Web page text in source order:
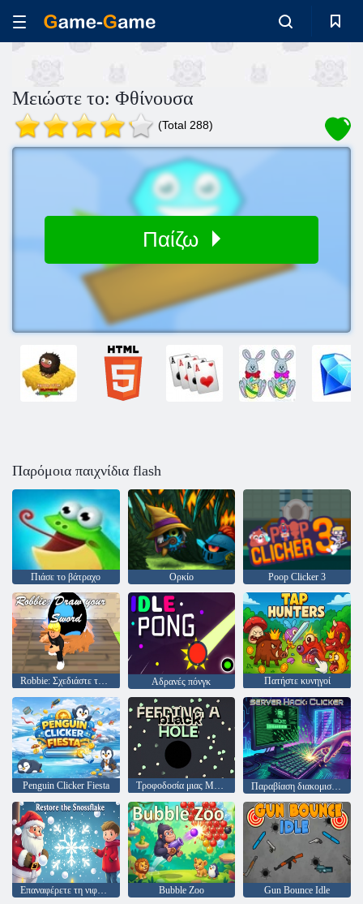
Μειώστε το: Φθίνουσα
(Total 288)
Παίζω
Παρόμοια παιχνίδια flash
Πιάσε το βάτραχο Ορκίο Poop Clicker 3
Robbie: Σχεδιάστε το σπαθί σας Αδρανές πόνγκ Πατήστε κυνηγοί
Penguin Clicker Fiesta Παραβίαση διακομιστή: Clicker
Bubble Zoo Gun Bounce Idle